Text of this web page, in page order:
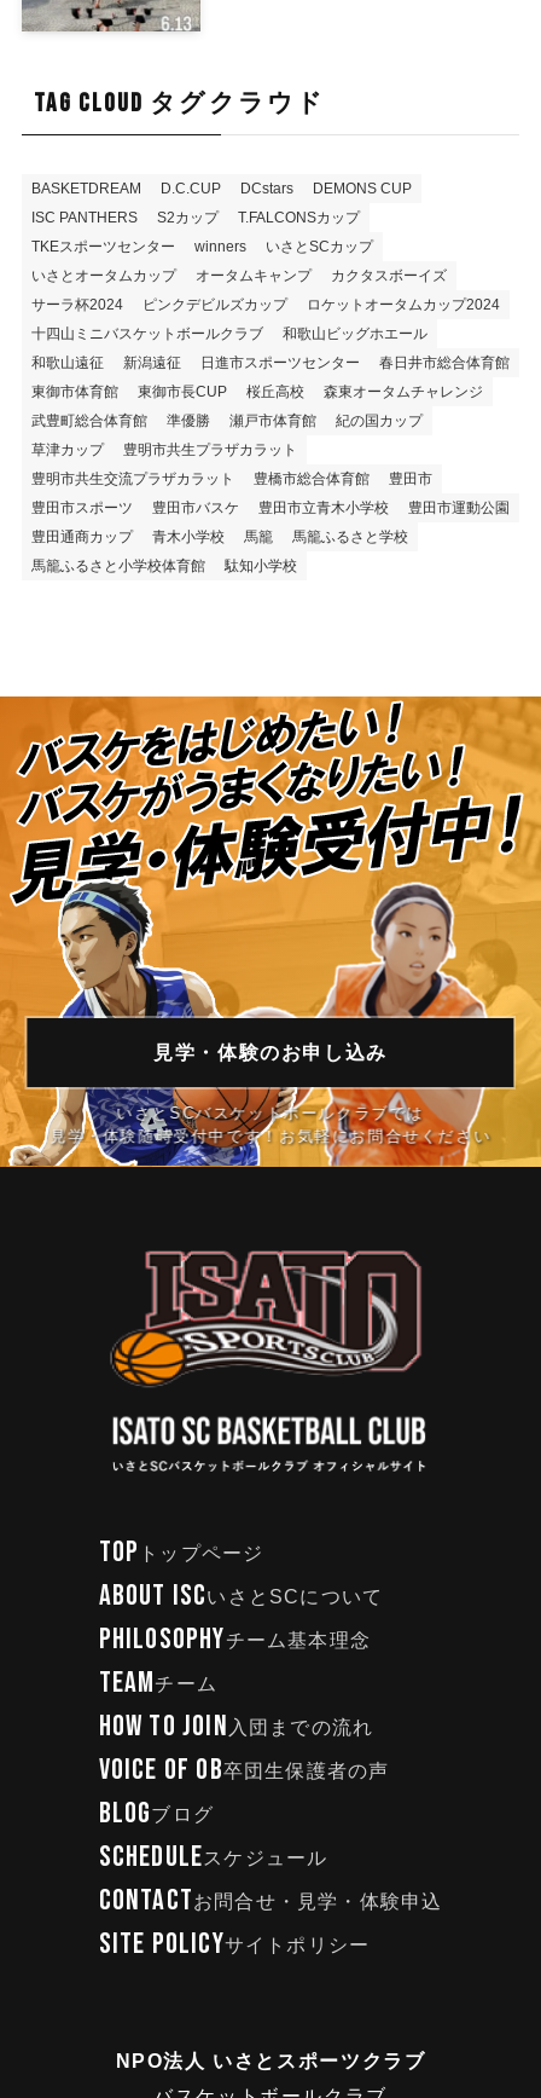
TAG CLOUD タグクラウド
BASKETDREAM D.C.CUP DCstars
DEMONS CUP
ISC PANTHERS
S2カップ
T.FALCONSカップ
TKEスポーツセンター
winners
いさとSCカップ
いさとオータムカップ
オータムキャンプ
カクタスボーイズ
サーラ杯2024
ピンクデビルズカップ
ロケットオータムカップ2024
十四山ミニバスケットボールクラブ
和歌山ビッグホエール
和歌山遠征
新潟遠征 日進市スポーツセンター
春日井市総合体育館
東御市体育館
東御市長CUP 桜丘高校
森東オータムチャレンジ
武豊町総合体育館
準優勝 瀬戸市体育館
紀の国カップ
草津カップ
豊明市共生プラザカラット
豊明市共生交流プラザカラット
豊橋市総合体育館
豊田市
豊田市スポーツ
豊田市バスケ 豊田市立青木小学校
豊田市運動公園
豊田通商カップ
青木小学校 馬籠
馬籠ふるさと学校
馬籠ふるさと小学校体育館
駄知小学校
見学・体験のお申し込み
いさとSCバスケットボールクラブでは
見学・体験随時受付中です！お気軽にお問合せください
TOP トップページ
ABOUT ISCいさとSCについて
PHILOSOPHYチーム基本理念
TEAMチーム
HOW TO JOIN 入団までの流れ
VOICE OF OB卒団生保護者の声
BLOGブログ
SCHEDULEスケジュール
CONTACT お問合せ・見学・体験申込
SITE POLICYサイトポリシー
NPO法人 いさとスポーツクラブ